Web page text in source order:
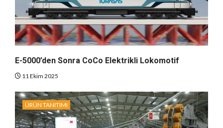
E-5000’den Sonra CoCo Elektrikli Lokomotif
11 Ekim 2025
ÜRÜN TANITIMI